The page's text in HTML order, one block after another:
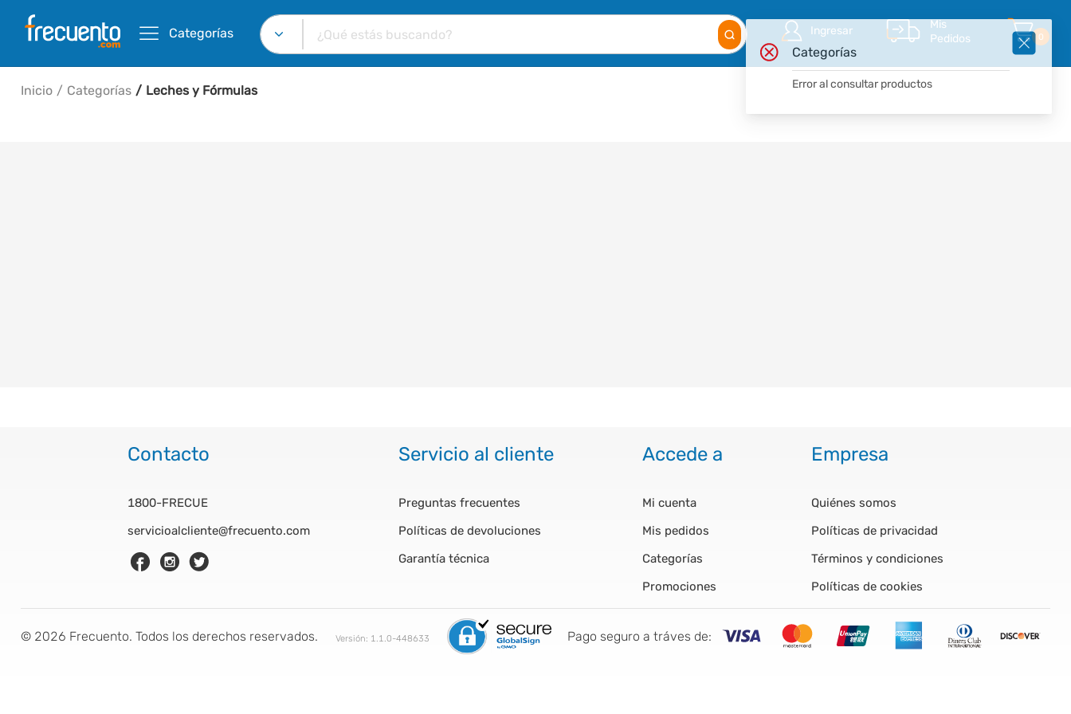
Categorías Ingresar
Mis
Pedidos
0
Inicio Categorías Leches y Fórmulas
Contacto
1800-FRECUE
servicioalcliente@frecuento.com
Servicio al cliente
Preguntas frecuentes
Políticas de devoluciones
Garantía técnica
Accede a
Mi cuenta
Mis pedidos
Categorías
Promociones
Empresa
Quiénes somos
Políticas de privacidad
Términos y condiciones
Políticas de cookies
© 2026 Frecuento. Todos los derechos reservados. Versión: 1.1.0-448633 Pago seguro a tráves de: